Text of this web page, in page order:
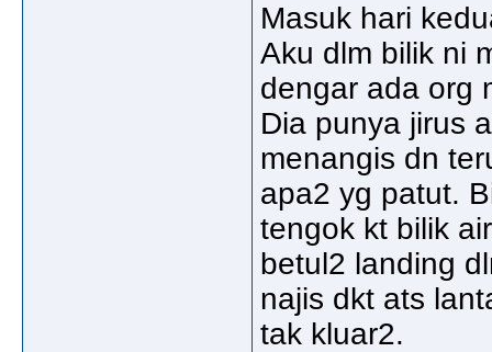
Masuk hari
Aku dlm bilik ni
dengar ada org
Dia punya jirus
menangis dn
apa2 yg patut.
tengok kt bilik
betul2 landing
najis dkt ats
tak kluar2.